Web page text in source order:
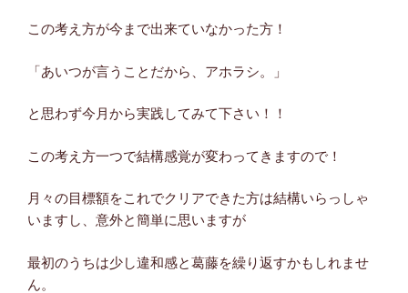
この考え方が今まで出来ていなかった方！
「あいつが言うことだから、アホラシ。」
と思わず今月から実践してみて下さい！！
この考え方一つで結構感覚が変わってきますので！
月々の目標額をこれでクリアできた方は結構いらっしゃ
いますし、意外と簡単に思いますが
最初のうちは少し違和感と葛藤を繰り返すかもしれませ
ん。